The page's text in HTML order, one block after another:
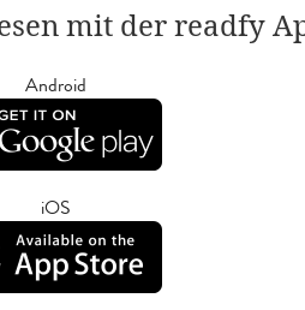
mit der readfy
Android
iOS